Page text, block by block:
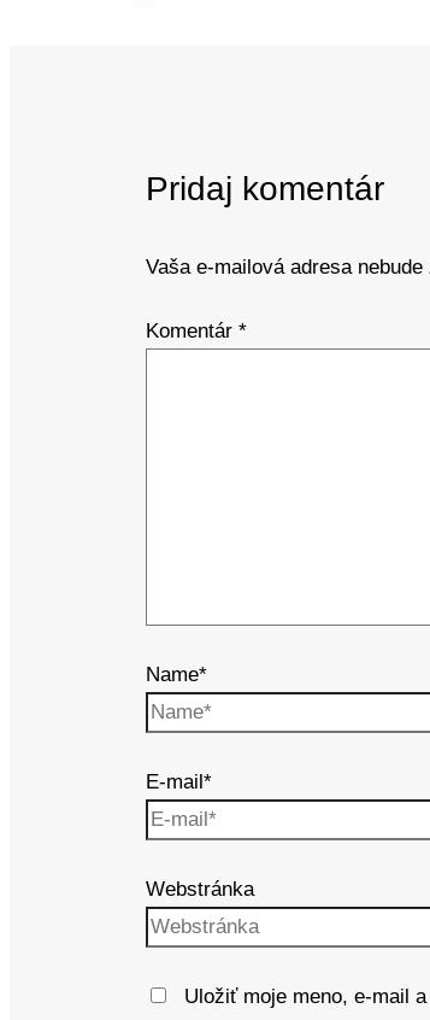
Pridaj komentár
Vaša e-mailová adresa nebude
Komentár*
Name*
E-mail*
Webstránka
Uložiť moje meno, e-mail